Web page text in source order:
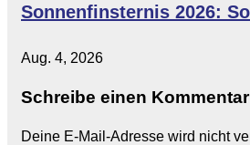
Sonnenfinsternis 2026:
Aug. 4, 2026
Schreibe einen Kommentar
Deine E-Mail-Adresse wird nicht